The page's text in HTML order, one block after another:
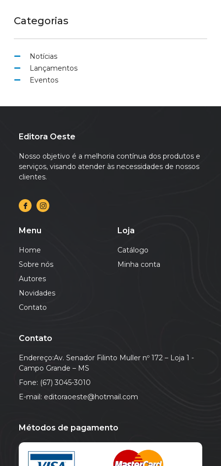
Categorias
Notícias
Lançamentos
Eventos
Editora Oeste
Nosso objetivo é a melhoria contínua dos produtos e
serviços, visando atender às necessidades de nossos
clientes.
Menu
Home
Sobre nós
Autores
Novidades
Contato
Loja
Catálogo
Minha conta
Contato
Endereço:Av. Senador Filinto Muller nº 172 – Loja 1 -
Campo Grande – MS
Fone: (67) 3045-3010
E-mail: editoraoeste@hotmail.com
Métodos de pagamento